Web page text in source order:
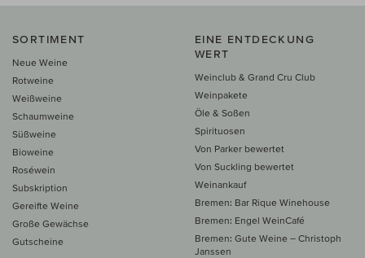
SORTIMENT
Neue Weine
Rotweine
Weißweine
Schaumweine
Süßweine
Bioweine
Roséwein
Subskription
Gereifte Weine
Große Gewächse
Gutscheine
EINE ENTDECKUNG
WERT
Weinclub & Grand Cru Club
Weinpakete
Öle & Soßen
Spirituosen
Von Parker bewertet
Von Suckling bewertet
Weinankauf
Bremen: Bar Rique Winehouse
Bremen: Engel WeinCafé
Bremen: Gute Weine – Christoph
Janssen